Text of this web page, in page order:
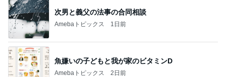
次男と義父の法事の合同相談
Amebaトピックス 1日前
魚嫌いの子どもと我が家のビタミンD
Amebaトピックス 2日前